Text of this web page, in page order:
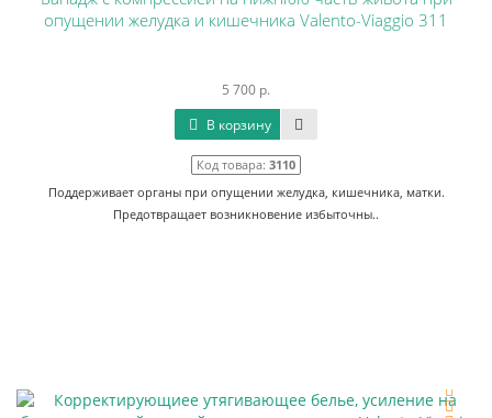
опущении желудка и кишечника Valento-Viaggio 311
5 700 р.
В корзину
Код товара: 3110
Поддерживает органы при опущении желудка, кишечника, матки.
Предотвращает возникновение избыточны..